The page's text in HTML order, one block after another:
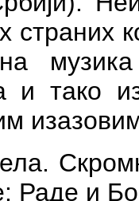
страних
и тако
Раде и